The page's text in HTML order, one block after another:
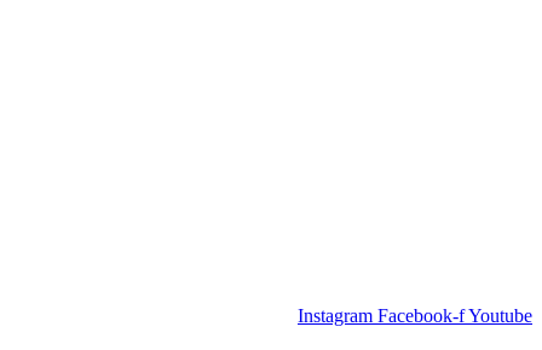
Instagram Facebook-fYoutube